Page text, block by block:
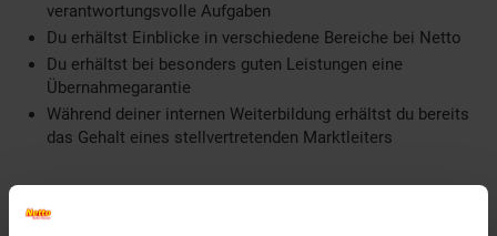
verantwortungsvolle Aufgaben
Du erhältst Einblicke in verschiedene Bereiche bei Netto
Du erhältst bei besonders guten Leistungen eine
Übernahmegarantie
Während deiner internen Weiterbildung erhältst du bereits
das Gehalt eines stellvertretenden Marktleiters